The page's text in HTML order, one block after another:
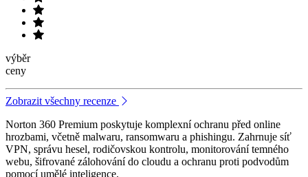
výběr
ceny
Zobrazit všechny recenze
Norton 360 Premium poskytuje komplexní ochranu před online
hrozbami, včetně malwaru, ransomwaru a phishingu. Zahrnuje síť
VPN, správu hesel, rodičovskou kontrolu, monitorování temného
webu, šifrované zálohování do cloudu a ochranu proti podvodům
pomocí umělé inteligence.